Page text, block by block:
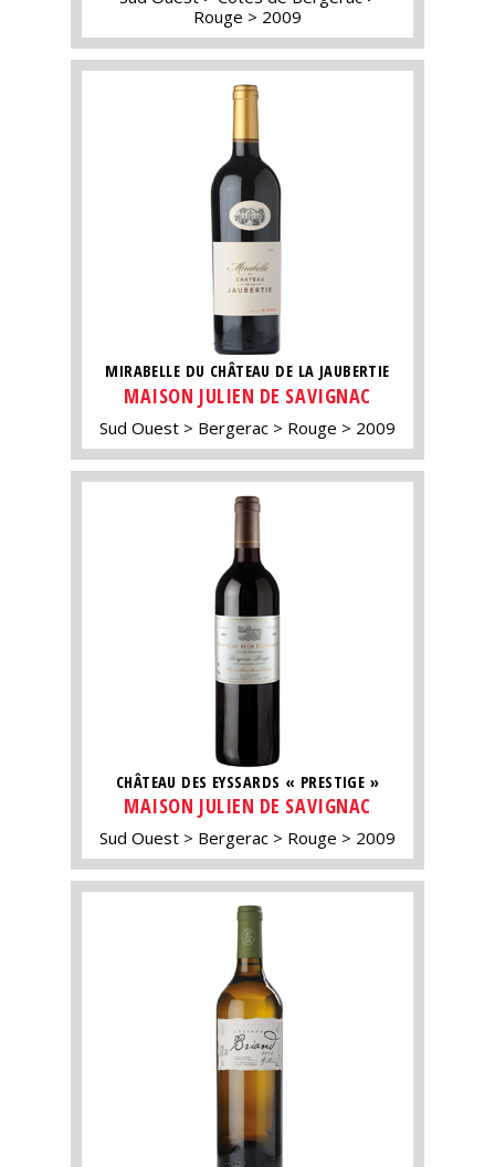
Rouge
2009
MIRABELLE DU CHÂTEAU DE LA JAUBERTIE
MAISON JULIEN DE SAVIGNAC
Sud Ouest Bergerac Rouge 2009
CHÂTEAU DES EYSSARDS « PRESTIGE »
MAISON JULIEN DE SAVIGNAC
Sud Ouest Bergerac Rouge 2009